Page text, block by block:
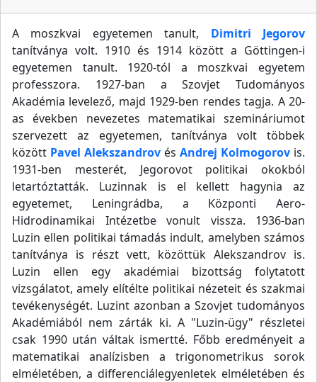
A moszkvai egyetemen tanult, Dimitri Jegorov
tanítványa volt. 1910 és 1914 között a Göttingen-i
egyetemen tanult. 1920-tól a moszkvai egyetem
professzora. 1927-ban a Szovjet Tudományos
Akadémia levelező, majd 1929-ben rendes tagja. A 20-
as években nevezetes matematikai szemináriumot
szervezett az egyetemen, tanítványa volt többek
között Pavel Alekszandrov és Andrej Kolmogorov is.
1931-ben mesterét, Jegorovot politikai okokból
letartóztatták. Luzinnak is el kellett hagynia az
egyetemet, Leningrádba, a Központi Aero-
Hidrodinamikai Intézetbe vonult vissza. 1936-ban
Luzin ellen politikai támadás indult, amelyben számos
tanítványa is részt vett, közöttük Alekszandrov is.
Luzin ellen egy akadémiai bizottság folytatott
vizsgálatot, amely elítélte politikai nézeteit és szakmai
tevékenységét. Luzint azonban a Szovjet tudományos
Akadémiából nem zárták ki. A "Luzin-ügy" részletei
csak 1990 után váltak ismertté. Főbb eredményeit a
matematikai analízisben a trigonometrikus sorok
elméletében, a differenciálegyenletek elméletében és